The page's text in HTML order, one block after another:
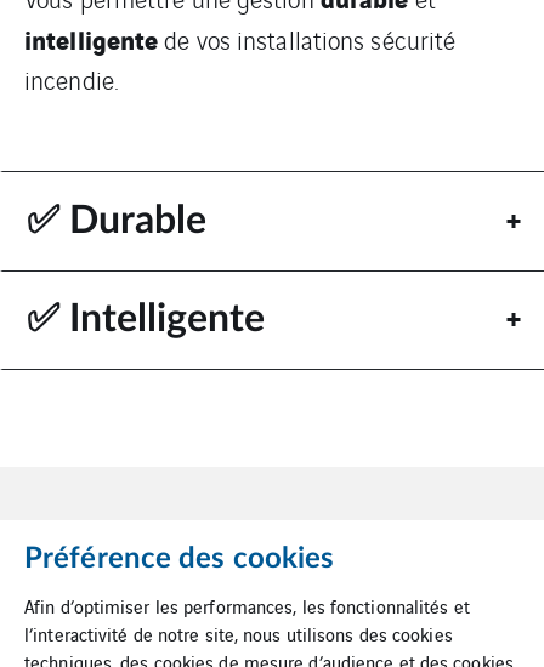
intelligentede vos installations sécurité
incendie.
✅ Durable
✅ Intelligente
Mentions Légales
Préférence des cookies
Afin d’optimiser les performances, les fonctionnalités et
l’interactivité de notre site, nous utilisons des cookies
techniques, des cookies de mesure d’audience et des cookies